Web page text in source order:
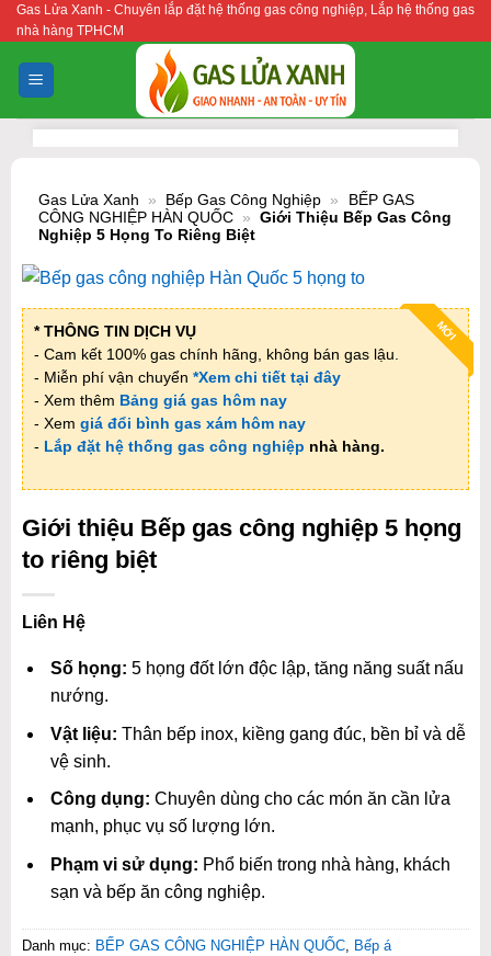
Bỏ
qua
nội
dung
Gas Lửa Xanh - Chuyên lắp đặt hệ thống gas công nghiệp, Lắp hệ thống gas
nhà hàng TPHCM
Gas Lửa Xanh » Bếp Gas Công Nghiệp »
BẾP GAS
CÔNG NGHIỆP HÀN QUỐC » Giới Thiệu Bếp Gas Công
Nghiệp 5 Họng To Riêng Biệt
MỚI
* THÔNG TIN DỊCH VỤ
- Cam kết 100% gas chính hãng, không bán gas lậu.
- Miễn phí vận chuyển *Xem chi tiết tại đây
- Xem thêm Bảng giá gas hôm nay
- Xem giá đổi bình gas xám hôm nay
- Lắp đặt hệ thống gas công nghiệp nhà hàng.
Giới thiệu Bếp gas công nghiệp 5 họng
to riêng biệt
Liên Hệ
Số họng: 5 họng đốt lớn độc lập, tăng năng suất nấu
nướng.
Vật liệu: Thân bếp inox, kiềng gang đúc, bền bỉ và dễ
vệ sinh.
Công dụng: Chuyên dùng cho các món ăn cần lửa
mạnh, phục vụ số lượng lớn.
Phạm vi sử dụng: Phổ biến trong nhà hàng, khách
sạn và bếp ăn công nghiệp.
Danh mục: BẾP GAS CÔNG NGHIỆP HÀN QUỐC, Bếp á